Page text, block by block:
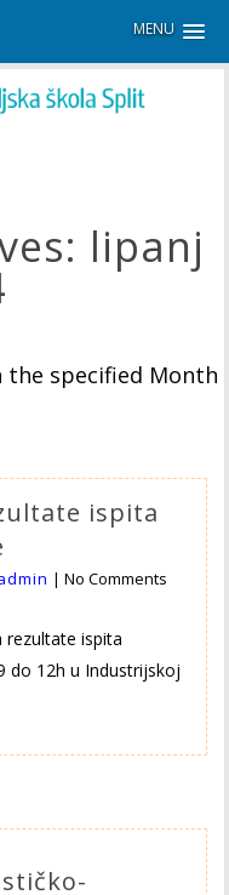
MENU
lipanj
specified Month
ispita
|No Comments
rezultate ispita
do 12h u Industrijskoj